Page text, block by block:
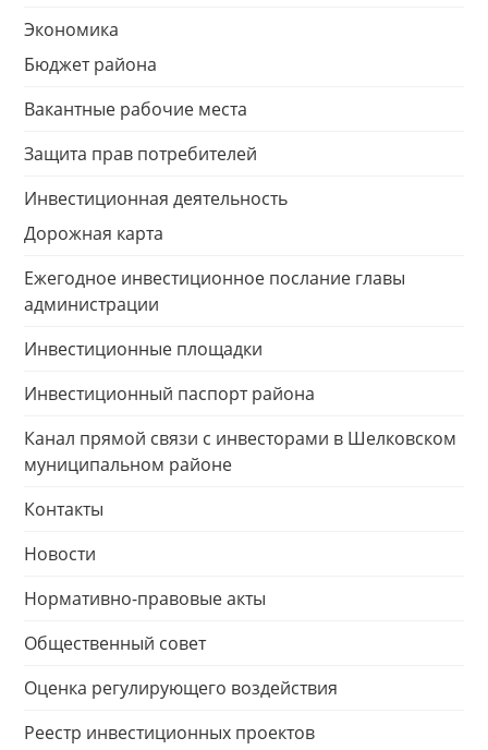
Экономика
Бюджет района
Вакантные рабочие места
Защита прав потребителей
Инвестиционная деятельность
Дорожная карта
Ежегодное инвестиционное послание главы
администрации
Инвестиционные площадки
Инвестиционный паспорт района
Канал прямой связи с инвесторами в Шелковском
муниципальном районе
Контакты
Новости
Нормативно-правовые акты
Общественный совет
Оценка регулирующего воздействия
Реестр инвестиционных проектов